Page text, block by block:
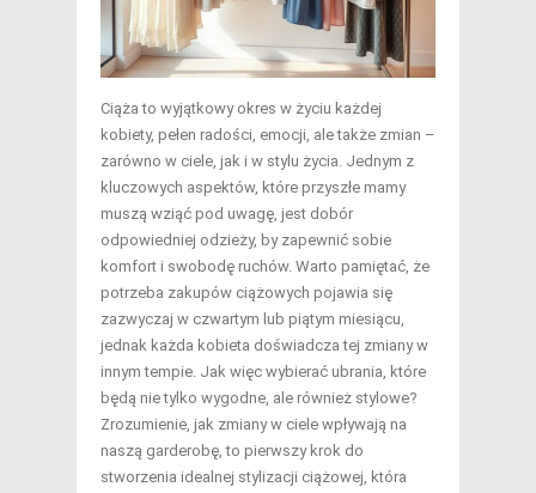
Ciąża to wyjątkowy okres w życiu każdej
kobiety, pełen radości, emocji, ale także zmian –
zarówno w ciele, jak i w stylu życia. Jednym z
kluczowych aspektów, które przyszłe mamy
muszą wziąć pod uwagę, jest dobór
odpowiedniej odzieży, by zapewnić sobie
komfort i swobodę ruchów. Warto pamiętać, że
potrzeba zakupów ciążowych pojawia się
zazwyczaj w czwartym lub piątym miesiącu,
jednak każda kobieta doświadcza tej zmiany w
innym tempie. Jak więc wybierać ubrania, które
będą nie tylko wygodne, ale również stylowe?
Zrozumienie, jak zmiany w ciele wpływają na
naszą garderobę, to pierwszy krok do
stworzenia idealnej stylizacji ciążowej, która